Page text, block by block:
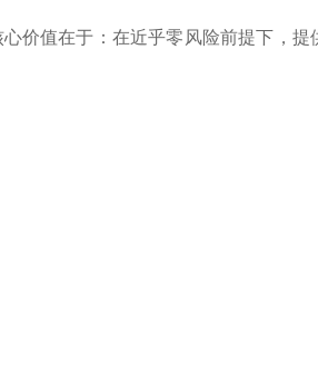
价值在于：在近乎零风险前提下，提